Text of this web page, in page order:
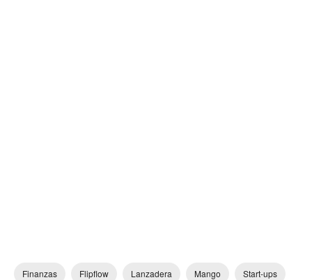
Finanzas Flipflow Lanzadera Mango Start-ups